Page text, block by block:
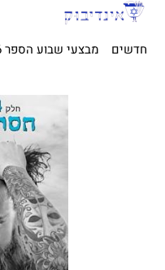
חדשים מבצעי שבוע הספר 2026